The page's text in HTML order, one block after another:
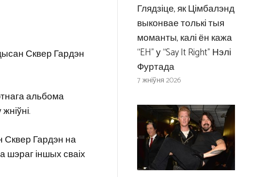
Сквер Гардэн
альбома
Сквер Гардэн на
шэраг іншых сваіх
Глядзіце, як Цімбалэнд
выконвае толькі тыя
моманты, калі ён кажа
“EH” у “Say It Right” Нэлі
Фуртада
7 жніўня 2026